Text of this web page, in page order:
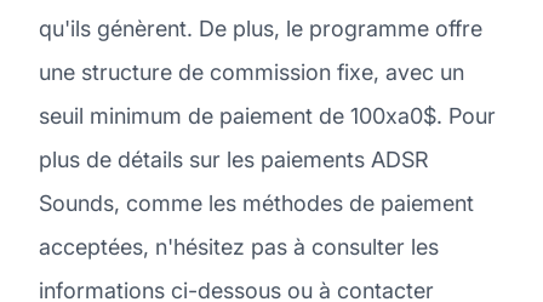
qu'ils génèrent. De plus, le programme offre
une structure de commission fixe, avec un
seuil minimum de paiement de 100xa0$. Pour
plus de détails sur les paiements ADSR
Sounds, comme les méthodes de paiement
acceptées, n'hésitez pas à consulter les
informations ci-dessous ou à contacter